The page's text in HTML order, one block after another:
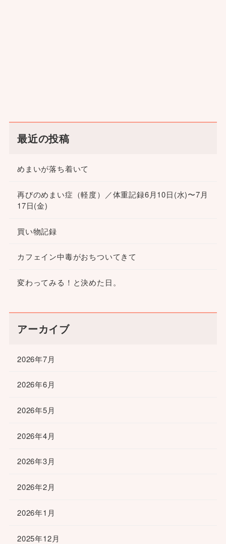
最近の投稿
めまいが落ち着いて
再びのめまい症（軽度）／体重記録6月10日(水)〜7月
17日(金)
買い物記録
カフェイン中毒がおちついてきて
変わってみる！と決めた日。
アーカイブ
2026年7月
2026年6月
2026年5月
2026年4月
2026年3月
2026年2月
2026年1月
2025年12月